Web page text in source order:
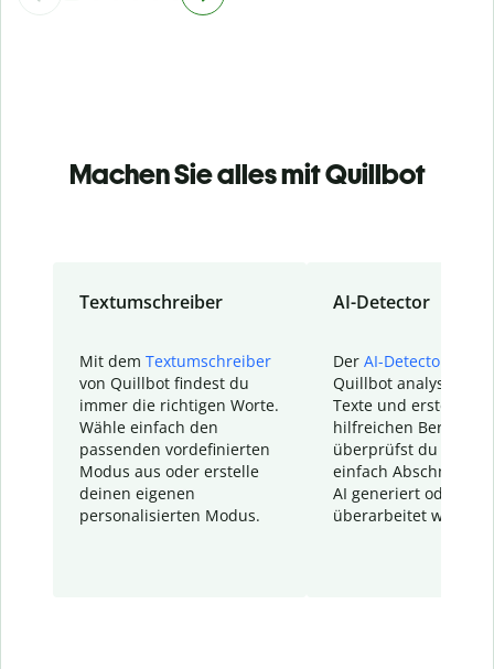
Machen Sie alles mit Quillbot
Textumschreiber
Mit dem Textumschreiber
von Quillbot findest du
immer die richtigen Worte.
Wähle einfach den
passenden vordefinierten
Modus aus oder erstelle
deinen eigenen
personalisierten Modus.
AI-Detector
Der AI-Detector
Quillbot analysiert
Texte und erstellt
hilfreichen Bericht.
überprüfst du
einfach Abschnitte,
AI generiert oder
überarbeitet wurden.